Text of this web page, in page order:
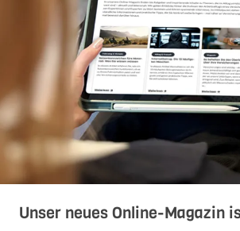
Unser neues Online-Magazin